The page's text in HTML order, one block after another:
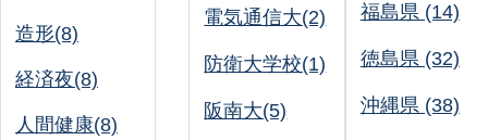
造形(8)
経済夜(8)
人間健康(8)
電気通信大(2)
防衛大学校(1)
阪南大(5)
福島県 (14)
徳島県 (32)
沖縄県 (38)